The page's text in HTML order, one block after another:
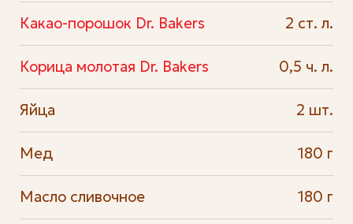
Какао-порошок Dr. Bakers 2 ст. л.
Корица молотая Dr. Bakers 0,5 ч. л.
Яйца 2 шт.
Мед 180 г
Масло сливочное 180 г